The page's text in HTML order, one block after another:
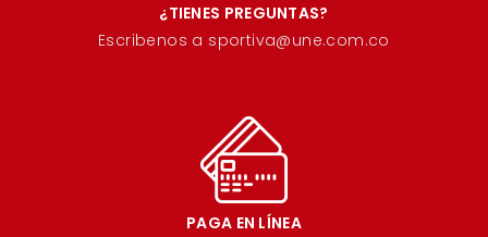
¿TIENES PREGUNTAS?
Escribenos a sportiva@une.com.co
PAGA EN LÍNEA